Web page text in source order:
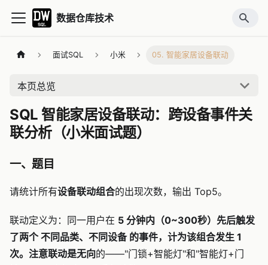
数据仓库技术
面试SQL 小米 05. 智能家居设备联动
本页总览
SQL 智能家居设备联动：跨设备事件关
联分析（小米面试题）
一、题目
请统计所有设备联动组合的出现次数，输出 Top5。
联动定义为：同一用户在 5 分钟内（0~300秒） 先后触发
了两个不同品类、不同设备的事件，计为该组合发生 1
次。注意联动是无向的——"门锁+智能灯"和"智能灯+门